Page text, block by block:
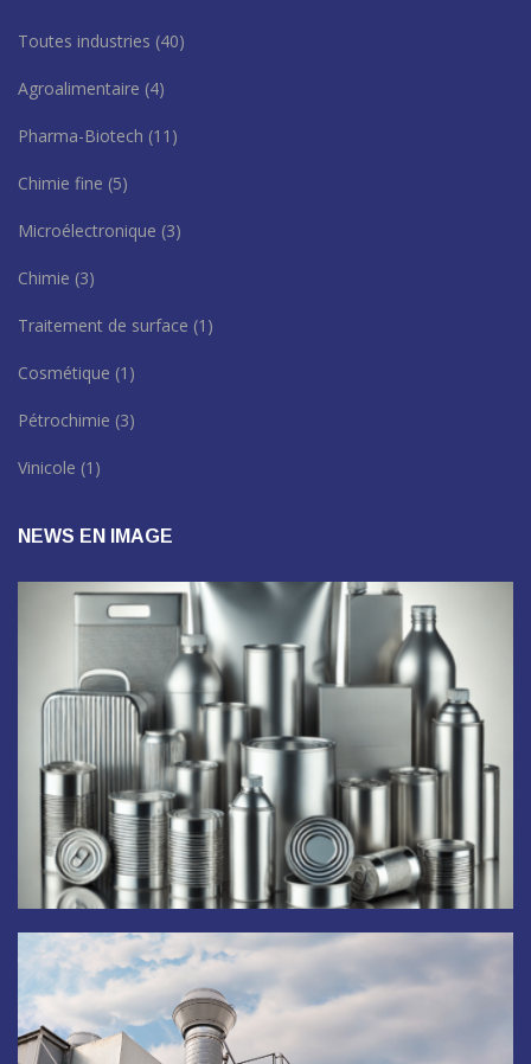
Toutes industries (40)
Agroalimentaire (4)
Pharma-Biotech (11)
Chimie fine (5)
Microélectronique (3)
Chimie (3)
Traitement de surface (1)
Cosmétique (1)
Pétrochimie (3)
Vinicole (1)
NEWS EN IMAGE